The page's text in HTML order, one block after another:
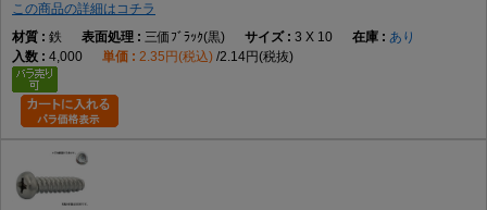
この商品の詳細はコチラ
鉄
三価ﾌﾞﾗｯｸ(黒) 3 X 10
あり
4,000
2.35円(税込) 2.14円(税抜)